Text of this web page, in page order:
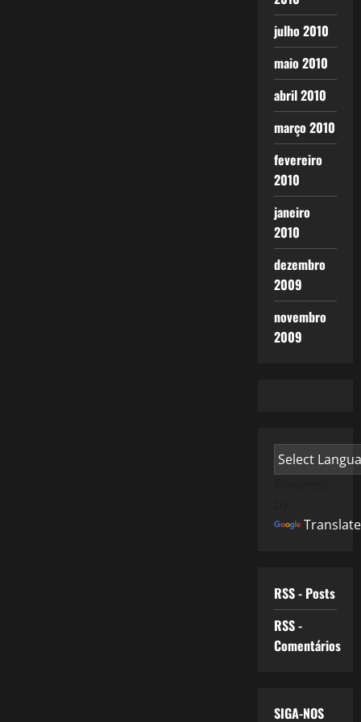
julho 2010
maio 2010
abril 2010
março 2010
fevereiro
2010
janeiro
2010
dezembro
2009
novembro
2009
Translate
RSS - Posts
RSS -
Comentários
SIGA-NOS